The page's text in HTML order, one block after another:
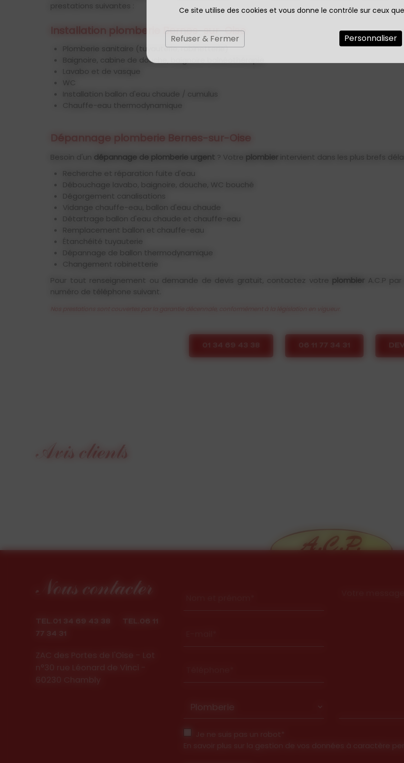
Ce site utilise des cookies et vous donne le contrôle sur ceux
Refuser & Fermer Personnaliser
prestations suivantes :
Installation plomberie Bernes-sur-Oise
Plomberie sanitaire (tuyauterie, robinetterie)
Baignoire, cabine de douche, baignoire balnéothérapie
Lavabo et de vasque
WC
Installation ballon d'eau chaude / cumulus
Chauffe-eau thermodynamique
Dépannage plomberie Bernes-sur-Oise
Besoin d'un dépannage de plomberie urgent ? Votre plombier intervient dans les plus brefs
Recherche et réparation fuite d'eau
Débouchage lavabo, baignoire, douche, WC bouché
Dégorgement canalisations
Vidange chauffe-eau, ballon d'eau chaude
Détartrage ballon d'eau chaude et chauffe-eau
Remplacement ballon et chauffe-eau
Étanchéité tuyauterie
Dépannage de ballon thermodynamique
Changement robinetterie
Pour tout renseignement ou demande de devis gratuit, contactez votre plombier A.C.P
numéro de téléphone suivant.
Avis clients
Nous contacter